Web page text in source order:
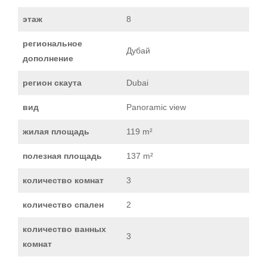
этаж 8
региональное
дополнение
Дубай
регион скаута Dubai
вид Panoramic view
жилая площадь 119 m²
полезная площадь 137 m²
количество комнат 3
количество спален 2
количество ванных
комнат
3